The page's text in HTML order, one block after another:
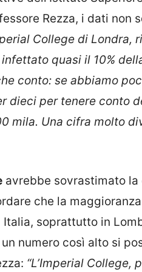
Rezza, i dati non
College di Londra,
quasi il 10%
conto: se abbiamo
dieci per tenere conto
mila. Una cifra molto
avrebbe sovrastimato
che la
soprattutto in
numero così alto si
“L’Imperial College,